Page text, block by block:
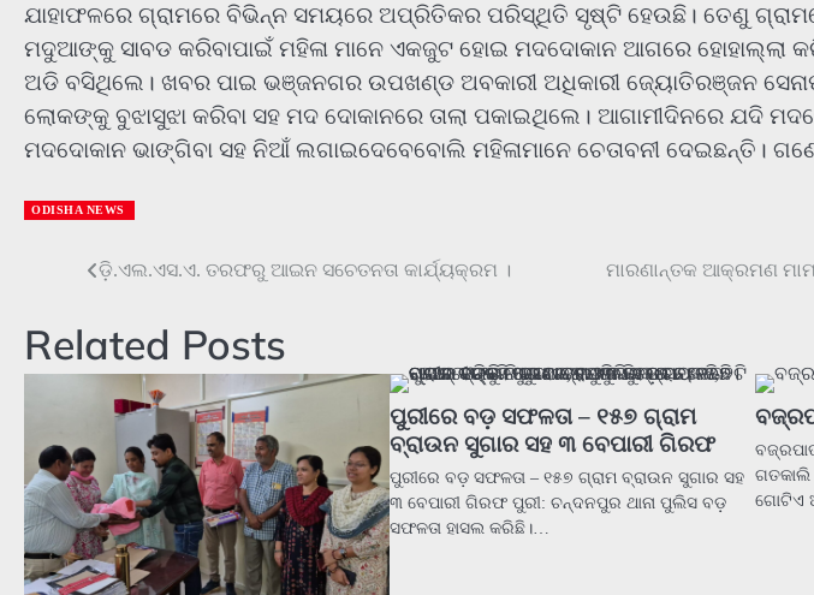
ଯାହାଫଳରେ ଗ୍ରାମରେ ବିଭିନ୍ନ ସମୟରେ ଅପ୍ରିତିକର ପରିସ୍ଥିତି ସୃଷ୍ଟି ହେଉଛି। ତେଣୁ
ମଦୁଆଙ୍କୁ ସାବଡ କରିବାପାଇଁ ମହିଳା ମାନେ ଏକଜୁଟ ହୋଇ ମଦଦୋକାନ ଆଗରେ ହୋହାଲ୍ଲା
ଅଡି ବସିଥିଲେ। ଖବର ପାଇ ଭଞ୍ଜନଗର ଉପଖଣ୍ଡ ଅବକାରୀ ଅଧିକାରୀ ଜ୍ୟୋତିରଞ୍ଜନ
ଲୋକଙ୍କୁ ବୁଝାସୁଝା କରିବା ସହ ମଦ ଦୋକାନରେ ତାଲା ପକାଇଥିଲେ। ଆଗାମୀଦିନରେ ଯଦି
ମଦଦୋକାନ ଭାଙ୍ଗିବା ସହ ନିଆଁ ଲଗାଇଦେବେବୋଲି ମହିଳାମାନେ ଚେତାବନୀ ଦେଇଛନ୍ତି।
ODISHA NEWS
ଡ଼ି.ଏଲ.ଏସ.ଏ. ତରଫରୁ ଆଇନ ସଚେତନତା କାର୍ଯ୍ୟକ୍ରମ । ମାରଣାନ୍ତକ ଆକ୍ରମଣ
Related Posts
ପୁରୀରେ ବଡ଼ ସଫଳତା – ୧୫୭ ଗ୍ରାମ
ବ୍ରାଉନ ସୁଗାର ସହ ୩ ବେପାରୀ ଗିରଫ
ପୁରୀରେ ବଡ଼ ସଫଳତା – ୧୫୭ ଗ୍ରାମ ବ୍ରାଉନ ସୁଗାର ସହ
୩ ବେପାରୀ ଗିରଫ ପୁରୀ: ଚନ୍ଦନପୁର ଥାନା ପୁଲିସ ବଡ଼
ସଫଳତା ହାସଲ କରିଛି।…
ଗତକାଲି
ଗୋଟିଏ